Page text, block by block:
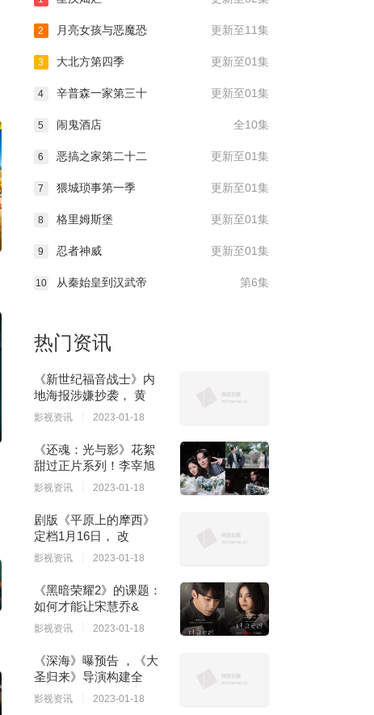
更新至11集
2 月亮女孩与恶魔恐
更新至01集
3 大北方第四季
更新至01集
4 辛普森一家第三十
全10集
5 闹鬼酒店
更新至01集
6 恶搞之家第二十二
更新至01集
7 猥城琐事第一季
更新至01集
8 格里姆斯堡
更新至01集
9 忍者神威
第6集
10 从秦始皇到汉武帝
热门资讯
《新世纪福音战士》内
地海报涉嫌抄袭， 黄
影视资讯 2023-01-18
《还魂：光与影》花絮
甜过正片系列！李宰旭
影视资讯 2023-01-18
剧版《平原上的摩西》
定档1月16日， 改
影视资讯 2023-01-18
《黑暗荣耀2》的课题：
如何才能让宋慧乔&
影视资讯 2023-01-18
《深海》曝预告 ，《大
圣归来》导演构建全
影视资讯 2023-01-18